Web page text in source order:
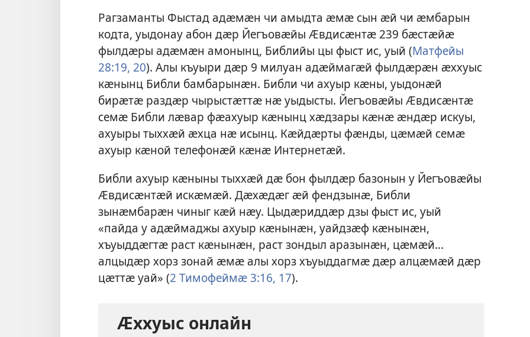
Рагзаманты Фыстад адӕмӕн чи амыдта ӕмӕ сын ӕй чи ӕмбарын
кодта, уыдонау абон дӕр Йегъовӕйы Ӕвдисӕнтӕ 239 бӕстӕйӕ
фылдӕры адӕмӕн амонынц, Библийы цы фыст ис, уый (Матфейы
28:19, 20). Алы къуыри дӕр 9 милуан адӕймагӕй фылдӕрӕн ӕххуыс
кӕнынц Библи бамбарынӕн. Библи чи ахуыр кӕны, уыдонӕй
бирӕтӕ раздӕр чырыстӕттӕ нӕ уыдысты. Йегъовӕйы Ӕвдисӕнтӕ
семӕ Библи лӕвар фӕахуыр кӕнынц хӕдзары кӕнӕ ӕндӕр искуы,
ахуыры тыххӕй ӕхца нӕ исынц. Кӕйдӕрты фӕнды, цӕмӕй семӕ
ахуыр кӕной телефонӕй кӕнӕ Интернетӕй.
Библи ахуыр кӕныны тыххӕй дӕ бон фылдӕр базонын у Йегъовӕйы
Ӕвдисӕнтӕй искӕмӕй. Дӕхӕдӕг ӕй фендзынӕ, Библи
зынӕмбарӕн чиныг кӕй нӕу. Цыдӕриддӕр дзы фыст ис, уый
«пайда у адӕймаджы ахуыр кӕнынӕн, уайдзӕф кӕнынӕн,
хъуыддӕгтӕ раст кӕнынӕн, раст зондыл аразынӕн, цӕмӕй...
алцыдӕр хорз зонай ӕмӕ алы хорз хъуыддагмӕ дӕр алцӕмӕй дӕр
цӕттӕ уай» (2 Тимофеймӕ 3:16, 17).
Ӕххуыс онлайн